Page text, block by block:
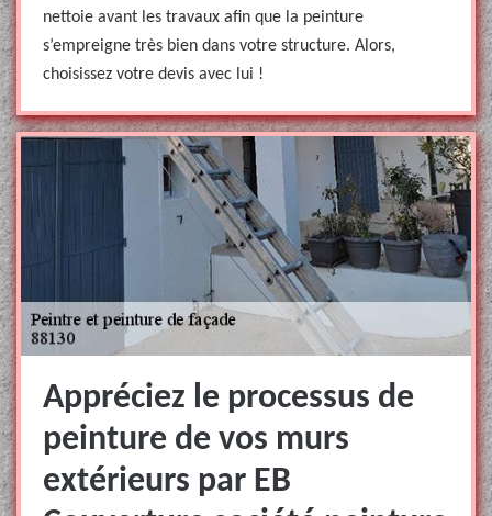
nettoie avant les travaux afin que la peinture
s’empreigne très bien dans votre structure. Alors,
choisissez votre devis avec lui !
Appréciez le processus de
peinture de vos murs
extérieurs par EB